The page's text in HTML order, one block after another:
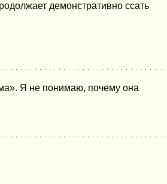
демонстративно ссать
Я не понимаю, почему она